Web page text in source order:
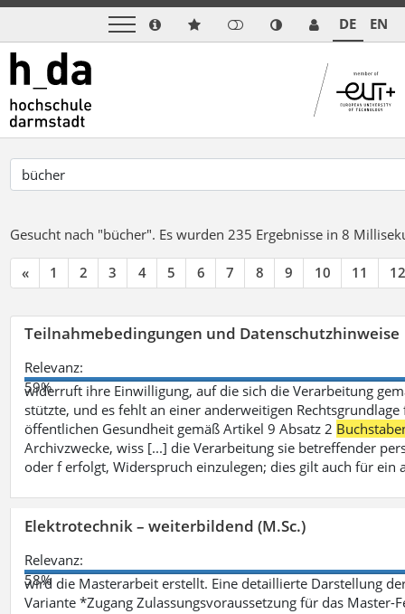
DE EN
Gesucht nach "bücher". Es wurden 235 Ergebnisse in 8
« 1 2 3 4 5 6 7 8 9 10 11 12
Teilnahmebedingungen und Datenschutzhinweise
Relevanz:
59%
widerruft ihre Einwilligung, auf die sich die Verarbeitung
stützte, und es fehlt an einer anderweitigen
öffentlichen Gesundheit gemäß Artikel 9 Absatz 2
Archivzwecke, wiss [...] die Verarbeitung sie betreffender
oder f erfolgt, Widerspruch einzulegen; dies gilt auch für ein
Elektrotechnik – weiterbildend (M.Sc.)
Relevanz:
58%
wird die Masterarbeit erstellt. Eine detaillierte Darstellung
Variante *Zugang Zulassungsvoraussetzung für das Master-